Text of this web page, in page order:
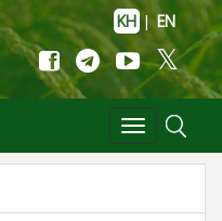
KH | EN
Toggle
navigation